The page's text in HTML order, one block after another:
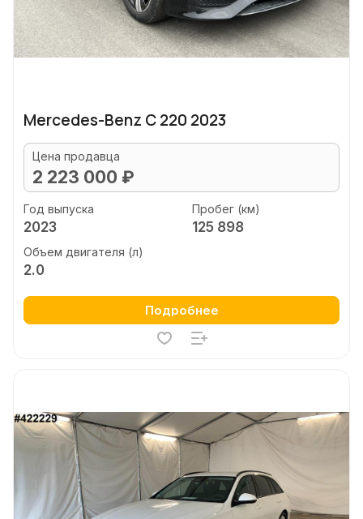
Mercedes-Benz C 220 2023
Цена продавца
2 223 000 ₽
Год выпуска
2023
Пробег (км)
125 898
Объем двигателя (л)
2.0
Подробнее